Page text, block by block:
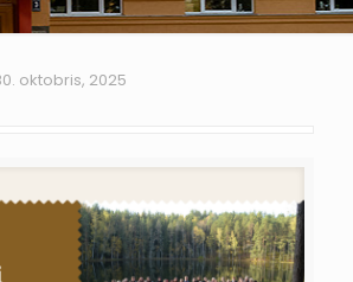
oktobris, 2025